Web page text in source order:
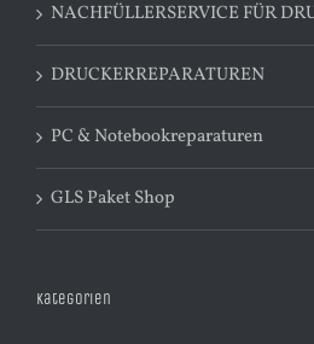
NACHFÜLLERSERVICE FÜR
DRUCKERREPARATUREN
PC & Notebookreparaturen
GLS Paket Shop
Kategorien